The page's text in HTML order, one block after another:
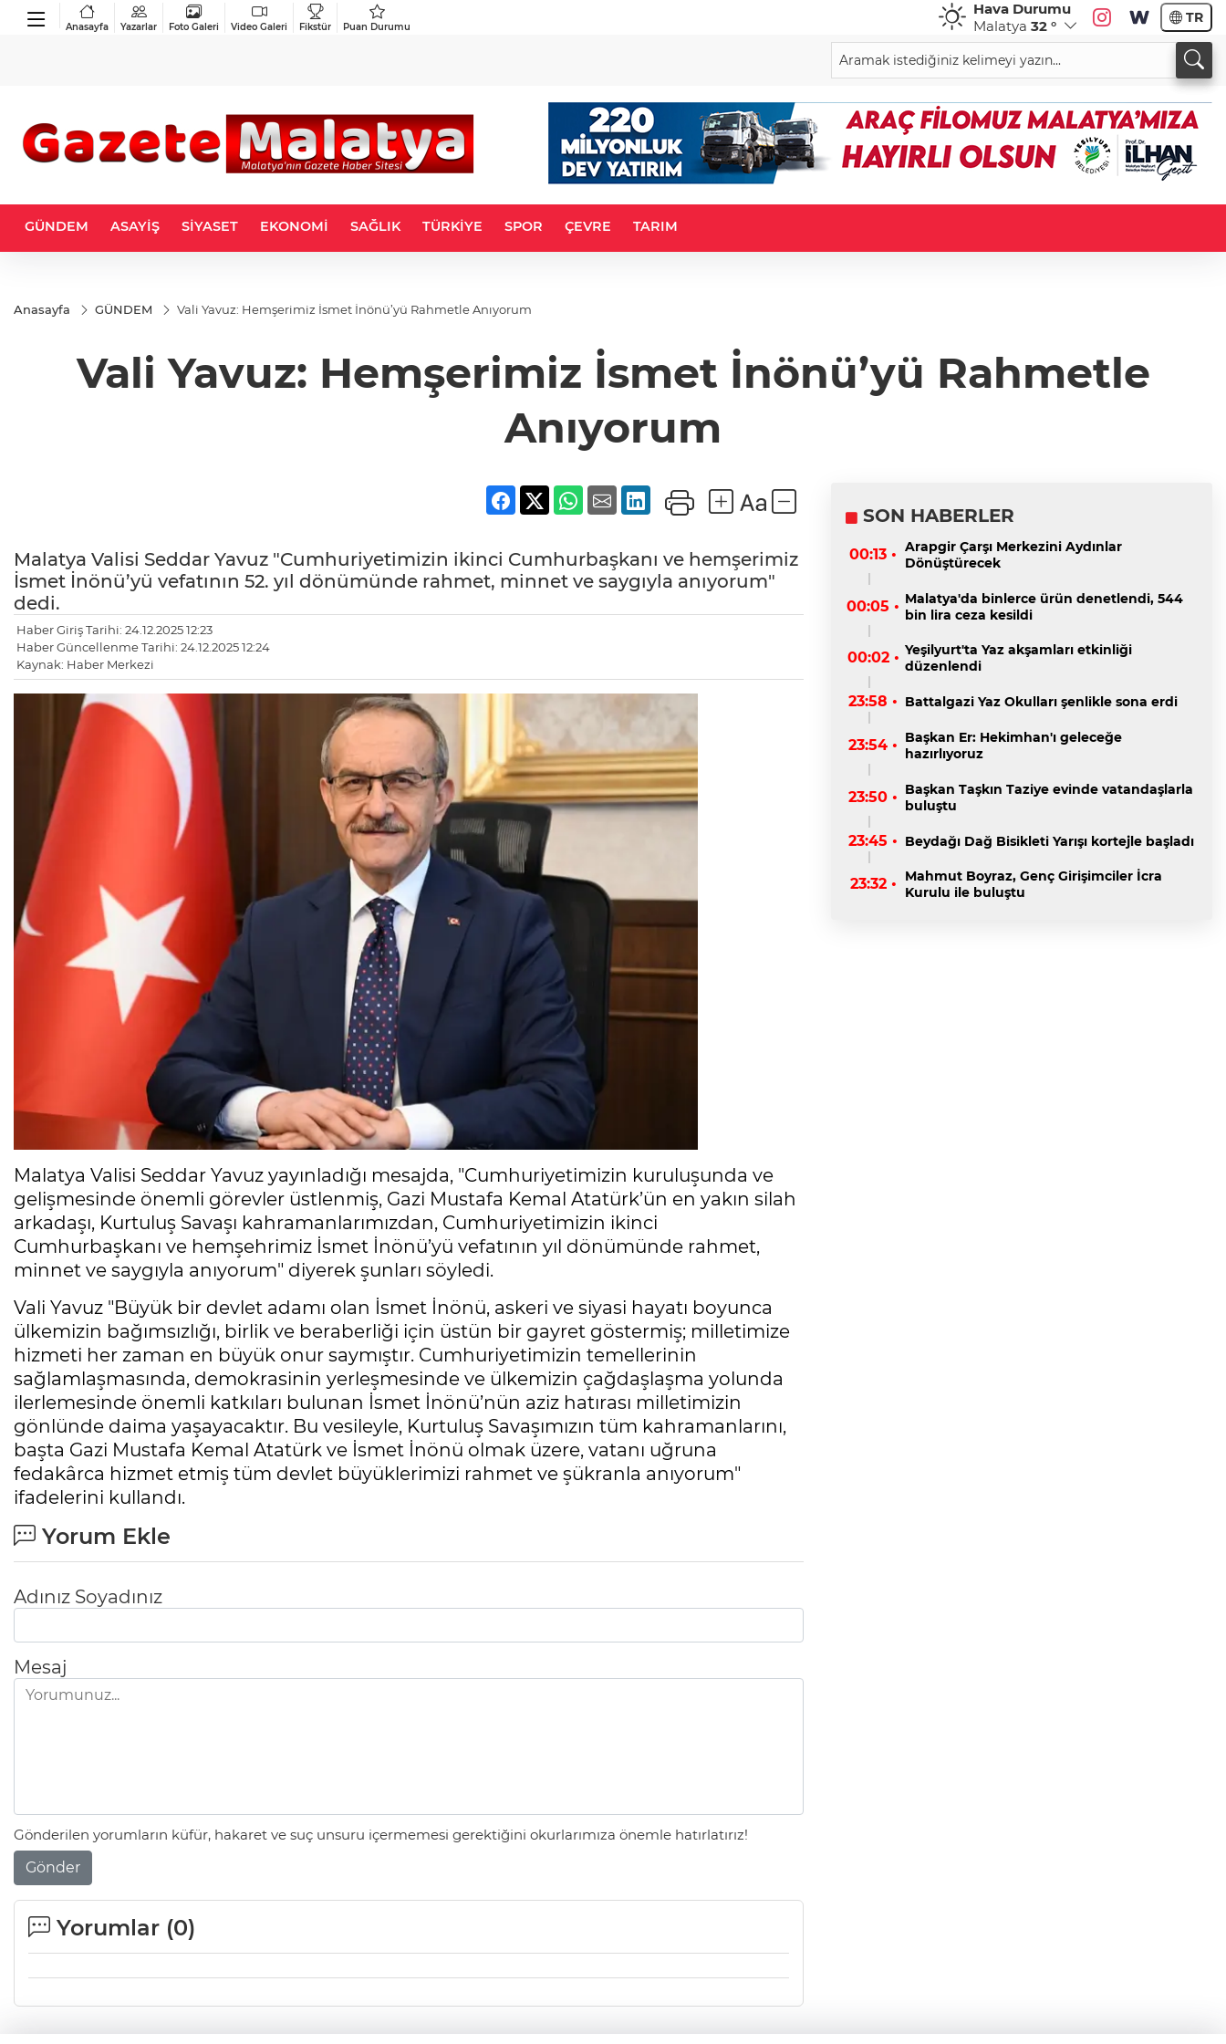
Anasayfa Yazarlar Foto Galeri Video Galeri Fikstür Puan Durumu
Hava Durumu
Malatya 32 ° TR
GÜNDEM ASAYİŞ SİYASET EKONOMİ SAĞLIK TÜRKİYE SPOR ÇEVRE TARIM
Anasayfa GÜNDEM Vali Yavuz: Hemşerimiz İsmet İnönü’yü Rahmetle Anıyorum
Vali Yavuz: Hemşerimiz İsmet İnönü’yü Rahmetle
Anıyorum
Malatya Valisi Seddar Yavuz "Cumhuriyetimizin ikinci Cumhurbaşkanı ve hemşerimiz
İsmet İnönü’yü vefatının 52. yıl dönümünde rahmet, minnet ve saygıyla anıyorum"
dedi.
Haber Giriş Tarihi: 24.12.2025 12:23
Haber Güncellenme Tarihi: 24.12.2025 12:24
Kaynak: Haber Merkezi
Malatya Valisi Seddar Yavuz yayınladığı mesajda, "Cumhuriyetimizin kuruluşunda ve
gelişmesinde önemli görevler üstlenmiş, Gazi Mustafa Kemal Atatürk’ün en yakın silah
arkadaşı, Kurtuluş Savaşı kahramanlarımızdan, Cumhuriyetimizin ikinci
Cumhurbaşkanı ve hemşehrimiz İsmet İnönü’yü vefatının yıl dönümünde rahmet,
minnet ve saygıyla anıyorum" diyerek şunları söyledi.
Vali Yavuz "Büyük bir devlet adamı olan İsmet İnönü, askeri ve siyasi hayatı boyunca
ülkemizin bağımsızlığı, birlik ve beraberliği için üstün bir gayret göstermiş; milletimize
hizmeti her zaman en büyük onur saymıştır. Cumhuriyetimizin temellerinin
sağlamlaşmasında, demokrasinin yerleşmesinde ve ülkemizin çağdaşlaşma yolunda
ilerlemesinde önemli katkıları bulunan İsmet İnönü’nün aziz hatırası milletimizin
gönlünde daima yaşayacaktır. Bu vesileyle, Kurtuluş Savaşımızın tüm kahramanlarını,
başta Gazi Mustafa Kemal Atatürk ve İsmet İnönü olmak üzere, vatanı uğruna
fedakârca hizmet etmiş tüm devlet büyüklerimizi rahmet ve şükranla anıyorum"
ifadelerini kullandı.
Yorum Ekle
Adınız Soyadınız
Mesaj
Gönderilen yorumların küfür, hakaret ve suç unsuru içermemesi gerektiğini okurlarımıza önemle hatırlatırız!
Gönder
Yorumlar (0)
SON HABERLER
00:13 • Arapgir Çarşı Merkezini Aydınlar
Dönüştürecek
00:05 • Malatya'da binlerce ürün denetlendi, 544
bin lira ceza kesildi
00:02 • Yeşilyurt'ta Yaz akşamları etkinliği
düzenlendi
23:58 • Battalgazi Yaz Okulları şenlikle sona erdi
23:54 • Başkan Er: Hekimhan'ı geleceğe
hazırlıyoruz
23:50 • Başkan Taşkın Taziye evinde vatandaşlarla
buluştu
23:45 • Beydağı Dağ Bisikleti Yarışı kortejle başladı
23:32 •
Mahmut Boyraz, Genç Girişimciler İcra
Kurulu ile buluştu